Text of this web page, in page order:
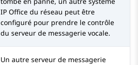
IP Office du réseau peut être
configuré pour prendre le contrôle
du serveur de messagerie vocale.
Un autre serveur de messagerie